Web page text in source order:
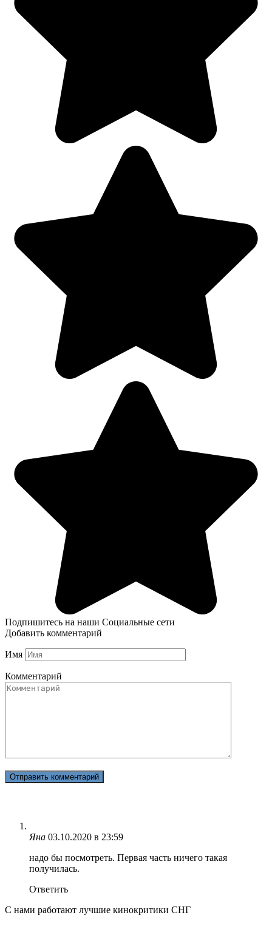
Подпишитесь на наши Социальные сети
Добавить комментарий
Имя
Комментарий
Яна 03.10.2020 в 23:59
надо бы посмотреть. Первая часть ничего такая
получилась.
Ответить
С нами работают лучшие кинокритики СНГ